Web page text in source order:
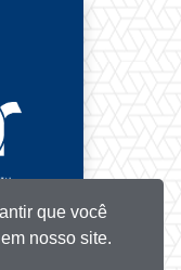
que você
nosso site.